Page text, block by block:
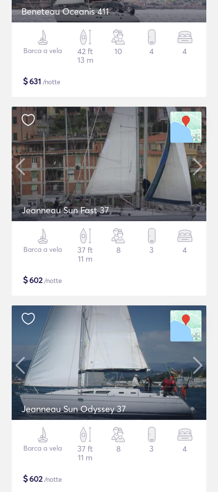
Beneteau Oceanis 411
Barca a vela
42 ft
13 m
10 4 4
$631 /notte
Jeanneau Sun Fast 37
Barca a vela
37 ft
11 m
8 3 4
$602/notte
Jeanneau Sun Odyssey 37
Barca a vela
37 ft
11 m
8 3 4
$602/notte